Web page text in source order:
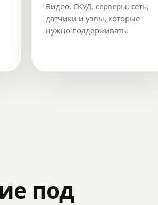
Видео, СКУД, серверы, сеть,
датчики и узлы, которые
нужно поддерживать.
под